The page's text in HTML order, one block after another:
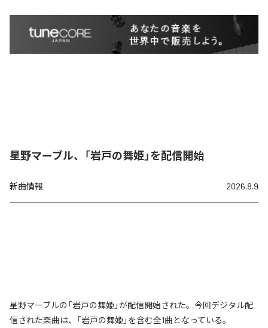
星野マーブル、「岩戸の舞姫」を配信開始
新曲情報 2026.8.9
星野マーブルの「岩戸の舞姫」が配信開始された。今回デジタル配
信された楽曲は、「岩戸の舞姫」を含む全1曲となっている。